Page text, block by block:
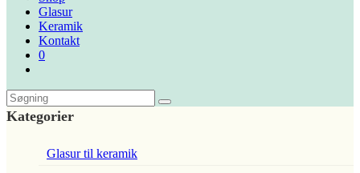
Glasur
Keramik
Kontakt
0
Kategorier
Glasur til keramik